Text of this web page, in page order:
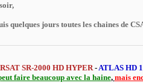
quelques jours toutes les chaines de
SR-2000 HD HYPER-ATLAS HD
faire beaucoup avec la haine, mais